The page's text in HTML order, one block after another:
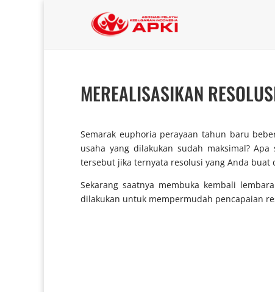
MEREALISASIKAN
Semarak euphoria perayaan tahun baru
usaha yang dilakukan sudah maksimal?
tersebut jika ternyata resolusi yang Anda
Sekarang saatnya membuka kembali
dilakukan untuk mempermudah pencapaian